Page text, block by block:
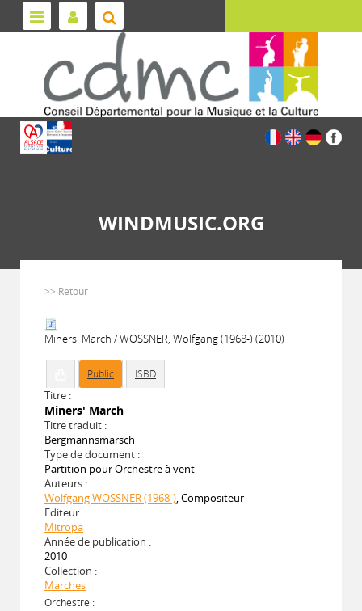
WINDMUSIC.ORG
>> Retour
Miners' March / WOSSNER, Wolfgang (1968-) (2010)
Public ISBD
Titre :
Miners' March
Titre traduit :
Bergmannsmarsch
Type de document :
Partition pour Orchestre à vent
Auteurs :
Wolfgang WOSSNER (1968-), Compositeur
Editeur :
Mitropa
Année de publication :
2010
Collection :
Marches
Orchestre :